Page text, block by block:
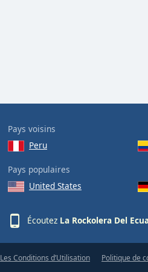
Pays voisins
Peru
Pays populaires
United States
Écoutez La Rockolera Del
Les Conditions d’Utilisation Politique de